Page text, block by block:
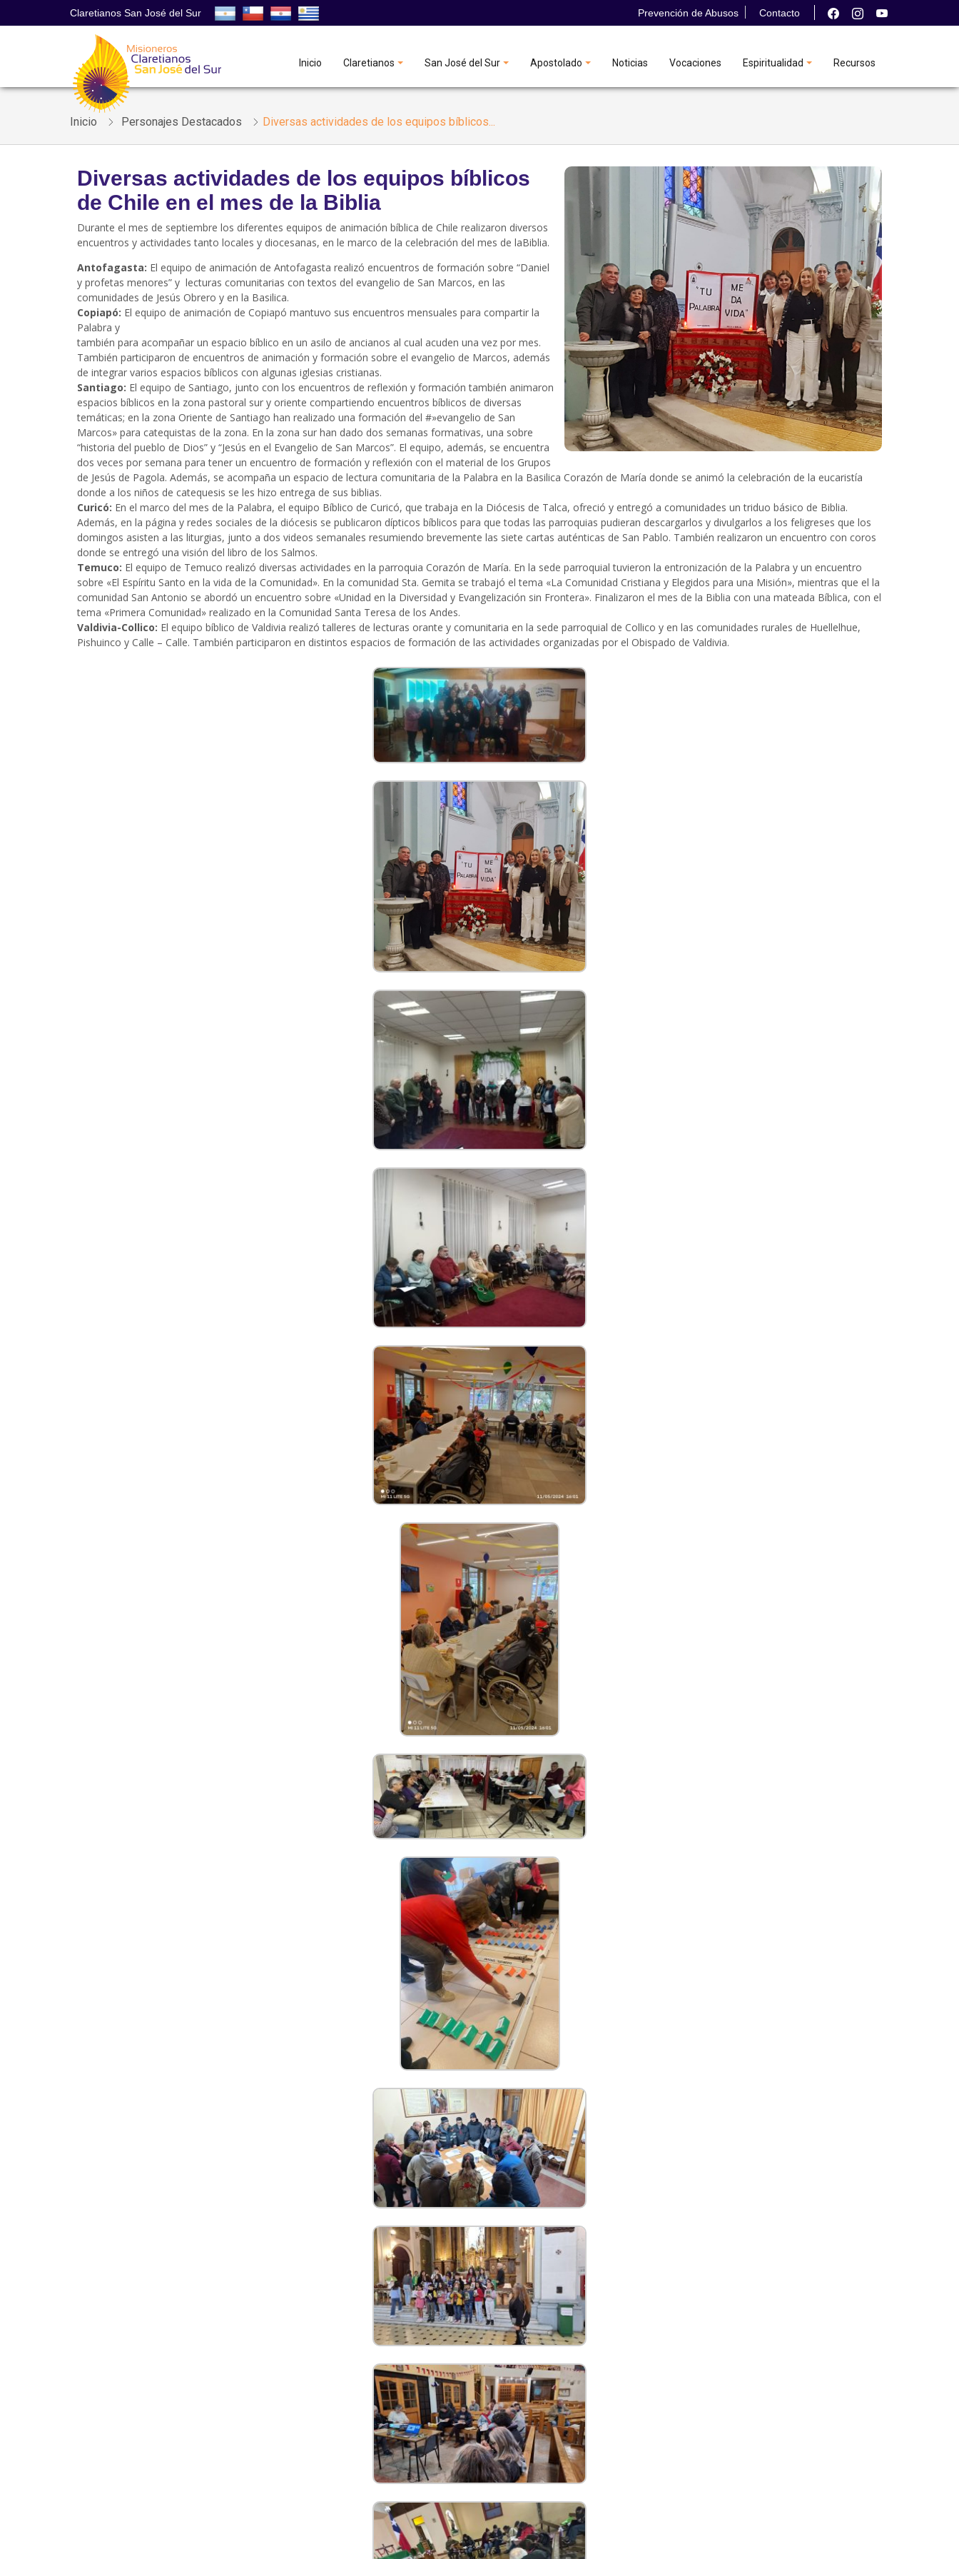
Claretianos San José del Sur Prevención de Abusos Contacto
Inicio Claretianos San José del Sur Apostolado Noticias Vocaciones Espiritualidad Recursos
Inicio Personajes Destacados Diversas actividades de los equipos bíblicos...
Diversas actividades de los equipos bíblicos
de Chile en el mes de la Biblia
Durante el mes de septiembre los diferentes equipos de animación bíblica de Chile realizaron diversos
encuentros y actividades tanto locales y diocesanas, en le marco de la celebración del mes de laBiblia.
Antofagasta: El equipo de animación de Antofagasta realizó encuentros de formación sobre “Daniel
y profetas menores” y lecturas comunitarias con textos del evangelio de San Marcos, en las
comunidades de Jesús Obrero y en la Basilica.
Copiapó: El equipo de animación de Copiapó mantuvo sus encuentros mensuales para compartir la
Palabra y
también para acompañar un espacio bíblico en un asilo de ancianos al cual acuden una vez por mes.
También participaron de encuentros de animación y formación sobre el evangelio de Marcos, además
de integrar varios espacios bíblicos con algunas iglesias cristianas.
Santiago: El equipo de Santiago, junto con los encuentros de reflexión y formación también animaron
espacios bíblicos en la zona pastoral sur y oriente compartiendo encuentros bíblicos de diversas
temáticas; en la zona Oriente de Santiago han realizado una formación del #»evangelio de San
Marcos» para catequistas de la zona. En la zona sur han dado dos semanas formativas, una sobre
“historia del pueblo de Dios” y “Jesús en el Evangelio de San Marcos”. El equipo, además, se encuentra
dos veces por semana para tener un encuentro de formación y reflexión con el material de los Grupos
de Jesús de Pagola. Además, se acompaña un espacio de lectura comunitaria de la Palabra en la Basilica Corazón de María donde se animó la celebración de la eucaristía
donde a los niños de catequesis se les hizo entrega de sus biblias.
Curicó: En el marco del mes de la Palabra, el equipo Bíblico de Curicó, que trabaja en la Diócesis de Talca, ofreció y entregó a comunidades un triduo básico de Biblia.
Además, en la página y redes sociales de la diócesis se publicaron dípticos bíblicos para que todas las parroquias pudieran descargarlos y divulgarlos a los feligreses que los
domingos asisten a las liturgias, junto a dos videos semanales resumiendo brevemente las siete cartas auténticas de San Pablo. También realizaron un encuentro con coros
donde se entregó una visión del libro de los Salmos.
Temuco: El equipo de Temuco realizó diversas actividades en la parroquia Corazón de María. En la sede parroquial tuvieron la entronización de la Palabra y un encuentro
sobre «El Espíritu Santo en la vida de la Comunidad». En la comunidad Sta. Gemita se trabajó el tema «La Comunidad Cristiana y Elegidos para una Misión», mientras que el la
comunidad San Antonio se abordó un encuentro sobre «Unidad en la Diversidad y Evangelización sin Frontera». Finalizaron el mes de la Biblia con una mateada Bíblica, con el
tema «Primera Comunidad» realizado en la Comunidad Santa Teresa de los Andes.
Valdivia-Collico: El equipo bíblico de Valdivia realizó talleres de lecturas orante y comunitaria en la sede parroquial de Collico y en las comunidades rurales de Huellelhue,
Pishuinco y Calle – Calle. También participaron en distintos espacios de formación de las actividades organizadas por el Obispado de Valdivia.